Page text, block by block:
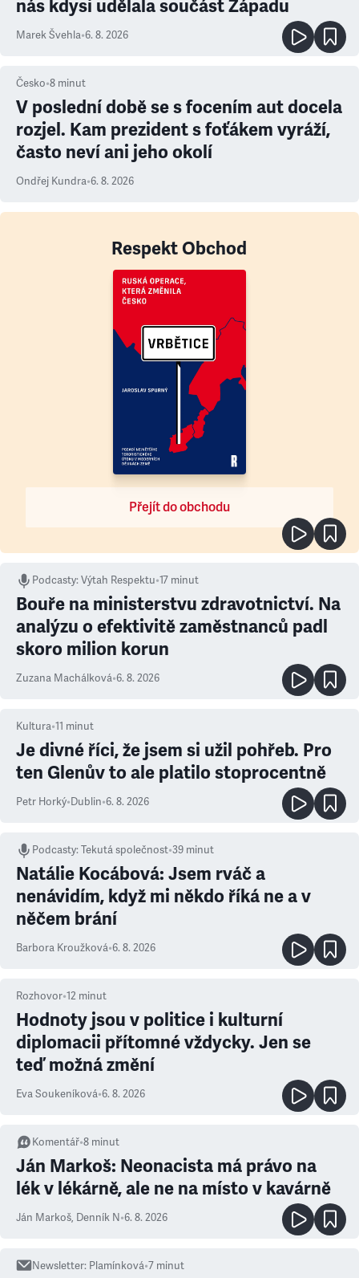
nás kdysi udělala součást Západu
Marek Švehla•6. 8. 2026
Česko•8 minut
V poslední době se s focením aut docela
rozjel. Kam prezident s foťákem vyráží,
často neví ani jeho okolí
Ondřej Kundra•6. 8. 2026
Respekt Obchod
Přejít do obchodu
Podcasty:Výtah Respektu•17 minut
Bouře na ministerstvu zdravotnictví. Na
analýzu o efektivitě zaměstnanců padl
skoro milion korun
Zuzana Machálková•6. 8. 2026
Kultura•11 minut
Je divné říci, že jsem si užil pohřeb. Pro
ten Glenův to ale platilo stoprocentně
Petr Horký•Dublin•6. 8. 2026
Podcasty:Tekutá společnost•39 minut
Natálie Kocábová: Jsem rváč a
nenávidím, když mi někdo říká ne a v
něčem brání
Barbora Kroužková•6. 8. 2026
Rozhovor•12 minut
Hodnoty jsou v politice i kulturní
diplomacii přítomné vždycky. Jen se
teď možná změní
Eva Soukeníková•6. 8. 2026
Komentář•8 minut
Ján Markoš: Neonacista má právo na
lék v lékárně, ale ne na místo v kavárně
Ján Markoš, Denník N•6. 8. 2026
Newsletter: Plamínková•7 minut